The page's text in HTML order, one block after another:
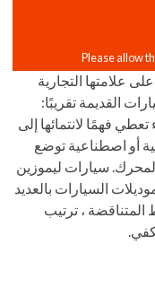
علامتها التجارية
القديمة تقريبًا:
فهمًا لانتمائها إلى
أو اصطناعية توضع
سيارات ليموزين
السيارات بالعديد
، ترتيب